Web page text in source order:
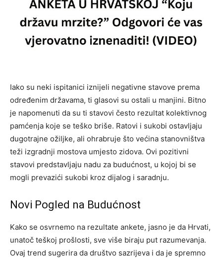
Iako su neki ispitanici iznijeli negativne stavove prema
određenim državama, ti glasovi su ostali u manjini. Bitno
je napomenuti da su ti stavovi često rezultat kolektivnog
pamćenja koje se teško briše. Ratovi i sukobi ostavljaju
dugotrajne ožiljke, ali ohrabruje što većina stanovništva
teži izgradnji mostova umjesto zidova. Ovi pozitivni
stavovi predstavljaju nadu za budućnost, u kojoj bi se
mogli prevazići sukobi kroz dijalog i saradnju.
Novi Pogled na Budućnost
Kako se osvrnemo na rezultate ankete, jasno je da Hrvati,
unatoč teškoj prošlosti, sve više biraju put razumevanja.
Ovaj trend sugerira da društvo sazrijeva i da je spremno